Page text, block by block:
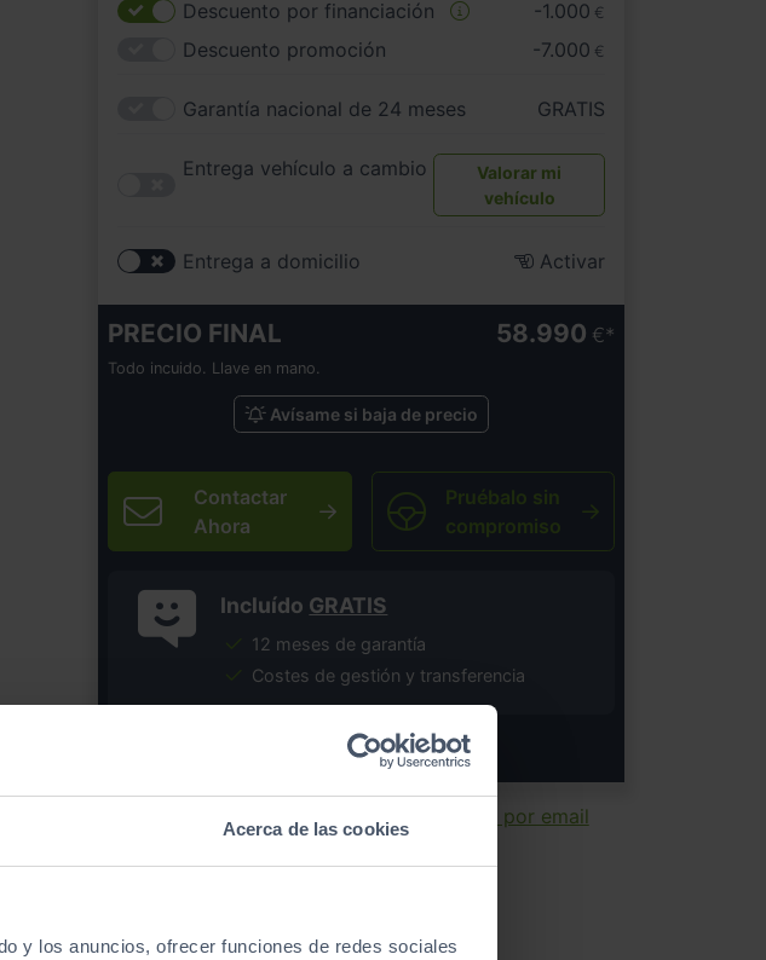
Acerca de las cookies
y los anuncios, ofrecer funciones de redes sociales
Descuento por financiación -1.000 €
Descuento promoción -7.000 €
Garantía nacional de 24 meses GRATIS
Entrega vehículo a cambio
Valorar mi
vehículo
Entrega a domicilio Activar
PRECIO FINAL 58.990 €
Todo incuido. Llave en mano.
Avísame si baja de precio
Contactar
Ahora
Pruébalo sin
compromiso
Incluído GRATIS
12 meses de garantía
Costes de gestión y transferencia
* Precio válido salvo error tipográfico.
Imprimir ficha Enviar por email